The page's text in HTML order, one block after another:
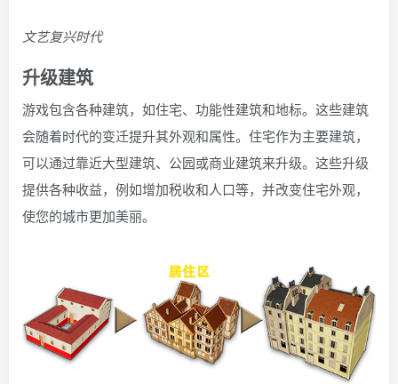
文艺复兴时代
升级建筑
游戏包含各种建筑，如住宅、功能性建筑和地标。这些建筑
会随着时代的变迁提升其外观和属性。住宅作为主要建筑，
可以通过靠近大型建筑、公园或商业建筑来升级。这些升级
提供各种收益，例如增加税收和人口等，并改变住宅外观，
使您的城市更加美丽。